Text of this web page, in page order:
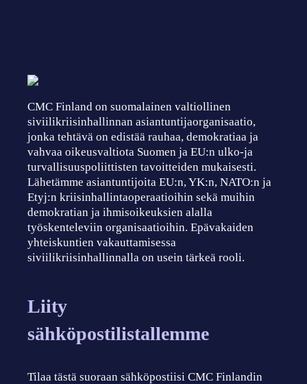
CMC Finland on suomalainen valtiollinen
siviilikriisinhallinnan asiantuntijaorganisaatio,
jonka tehtävä on edistää rauhaa, demokratiaa ja
vahvaa oikeusvaltiota Suomen ja EU:n ulko-ja
turvallisuuspoliittisten tavoitteiden mukaisesti.
Lähetämme asiantuntijoita EU:n, YK:n, NATO:n ja
Etyj:n kriisinhallintaoperaatioihin sekä muihin
demokratian ja ihmisoikeuksien alalla
työskenteleviin organisaatioihin. Epävakaiden
yhteiskuntien vakauttamisessa
siviilikriisinhallinnalla on usein tärkeä rooli.
Liity
sähköpostilistallemme
Tilaa tästä suoraan sähköpostiisi CMC Finlandin